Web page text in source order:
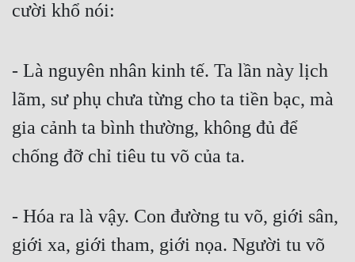
cười khổ nói:
- Là nguyên nhân kinh tế. Ta lần này lịch
lãm, sư phụ chưa từng cho ta tiền bạc, mà
gia cảnh ta bình thường, không đủ để
chống đỡ chỉ tiêu tu võ của ta.
- Hóa ra là vậy. Con đường tu võ, giới sân,
giới xa, giới tham, giới nọa. Người tu võ